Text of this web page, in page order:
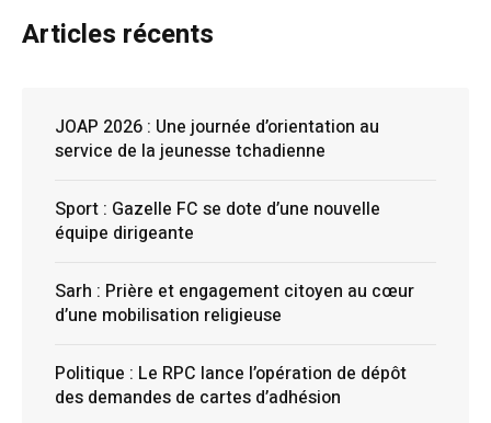
Articles récents
JOAP 2026 : Une journée d’orientation au
service de la jeunesse tchadienne
Sport : Gazelle FC se dote d’une nouvelle
équipe dirigeante
Sarh : Prière et engagement citoyen au cœur
d’une mobilisation religieuse
Politique : Le RPC lance l’opération de dépôt
des demandes de cartes d’adhésion